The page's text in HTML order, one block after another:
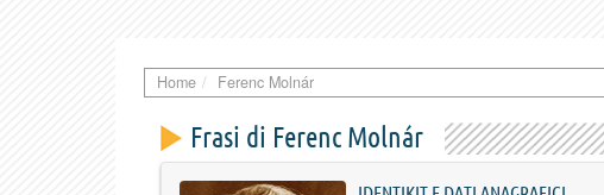
Home Ferenc Molnár
Frasi di Ferenc Molnár